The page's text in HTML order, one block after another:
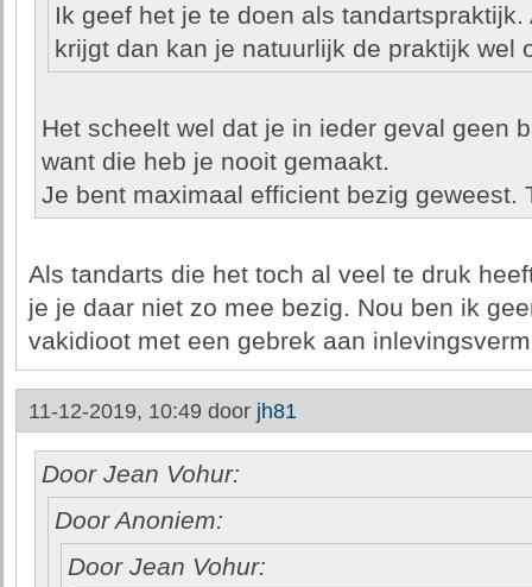
Ik geef het je te doen als
krijgt dan kan je natuurlijk de praktijk wel
Het scheelt wel dat je in ieder geval geen
want die heb je nooit gemaakt.
Je bent maximaal efficient bezig geweest.
Als tandarts die het toch al veel te druk
je je daar niet zo mee bezig. Nou ben ik
vakidioot met een gebrek aan
11-12-2019, 10:49 door jh81
Door Jean Vohur:
Door Anoniem:
Door Jean Vohur: